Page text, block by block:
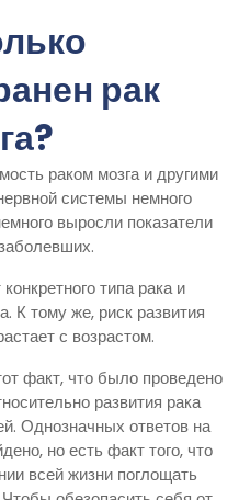
рак
раком мозга и другими
системы немного
выросли показатели
типа рака и
К тому же, риск развития
с возрастом.
факт, что было проведено
развития рака
Однозначных ответов на
но есть факт того, что
всей жизни поглощать